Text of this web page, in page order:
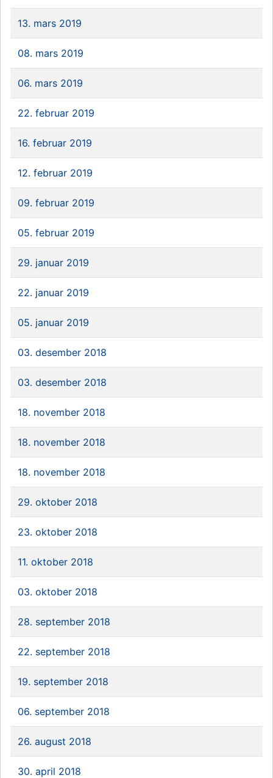
13. mars 2019
08. mars 2019
06. mars 2019
22. februar 2019
16. februar 2019
12. februar 2019
09. februar 2019
05. februar 2019
29. januar 2019
22. januar 2019
05. januar 2019
03. desember 2018
03. desember 2018
18. november 2018
18. november 2018
18. november 2018
29. oktober 2018
23. oktober 2018
11. oktober 2018
03. oktober 2018
28. september 2018
22. september 2018
19. september 2018
06. september 2018
26. august 2018
30. april 2018